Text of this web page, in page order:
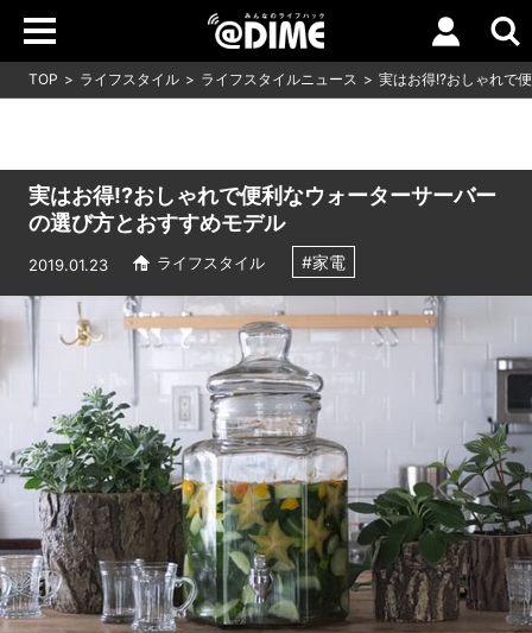
TOP ライフスタイル ライフスタイルニュース 実はお得!?おしゃれで
実はお得!?おしゃれで便利なウォーターサーバー
の選び方とおすすめモデル
2019.01.23 ライフスタイル #家電